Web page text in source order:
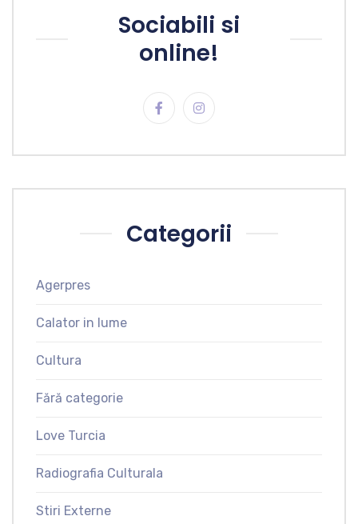
Sociabili si
online!
Categorii
Agerpres
Calator in lume
Cultura
Fără categorie
Love Turcia
Radiografia Culturala
Stiri Externe